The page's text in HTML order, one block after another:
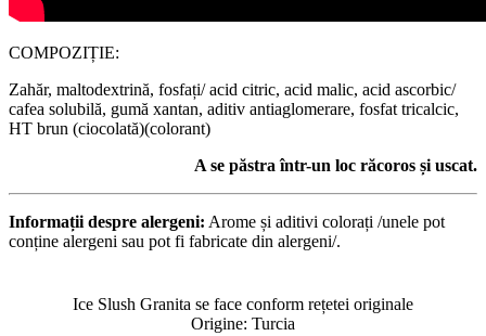
COMPOZIȚIE:
Zahăr, maltodextrină, fosfați/ acid citric, acid malic, acid ascorbic/
cafea solubilă, gumă xantan, aditiv antiaglomerare, fosfat tricalcic,
HT brun (ciocolată)(colorant)
A se păstra într-un loc răcoros și uscat.
Informații despre alergeni: Arome și aditivi colorați /unele pot
conține alergeni sau pot fi fabricate din alergeni/.
Ice Slush Granita se face conform rețetei originale
Origine: Turcia